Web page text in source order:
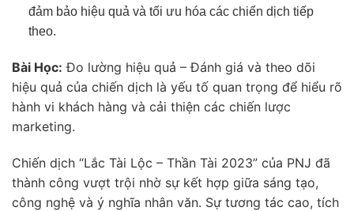
đảm bảo hiệu quả và tối ưu hóa các chiến dịch tiếp
theo.
Bài Học: Đo lường hiệu quả – Đánh giá và theo dõi
hiệu quả của chiến dịch là yếu tố quan trọng để hiểu rõ
hành vi khách hàng và cải thiện các chiến lược
marketing.
Chiến dịch “Lắc Tài Lộc – Thần Tài 2023” của PNJ đã
thành công vượt trội nhờ sự kết hợp giữa sáng tạo,
công nghệ và ý nghĩa nhân văn. Sự tương tác cao, tích